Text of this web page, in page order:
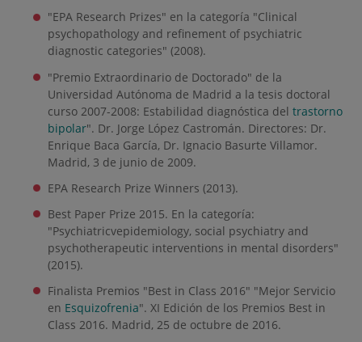
"EPA Research Prizes" en la categoría "Clinical
psychopathology and refinement of psychiatric
diagnostic categories" (2008).
"Premio Extraordinario de Doctorado" de la
Universidad Autónoma de Madrid a la tesis doctoral
curso 2007-2008: Estabilidad diagnóstica del trastorno
bipolar". Dr. Jorge López Castromán. Directores: Dr.
Enrique Baca García, Dr. Ignacio Basurte Villamor.
Madrid, 3 de junio de 2009.
EPA Research Prize Winners (2013).
Best Paper Prize 2015. En la categoría:
"Psychiatricvepidemiology, social psychiatry and
psychotherapeutic interventions in mental disorders"
(2015).
Finalista Premios "Best in Class 2016" "Mejor Servicio
en Esquizofrenia". XI Edición de los Premios Best in
Class 2016. Madrid, 25 de octubre de 2016.